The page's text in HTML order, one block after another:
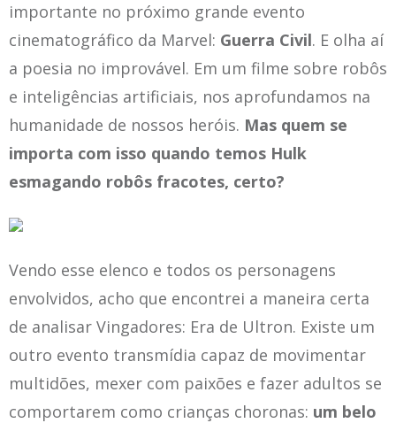
importante no próximo grande evento
cinematográfico da Marvel: Guerra Civil. E olha aí
a poesia no improvável. Em um filme sobre robôs
e inteligências artificiais, nos aprofundamos na
humanidade de nossos heróis. Mas quem se
importa com isso quando temos Hulk
esmagando robôs fracotes, certo?
Vendo esse elenco e todos os personagens
envolvidos, acho que encontrei a maneira certa
de analisar Vingadores: Era de Ultron. Existe um
outro evento transmídia capaz de movimentar
multidões, mexer com paixões e fazer adultos se
comportarem como crianças choronas: um belo